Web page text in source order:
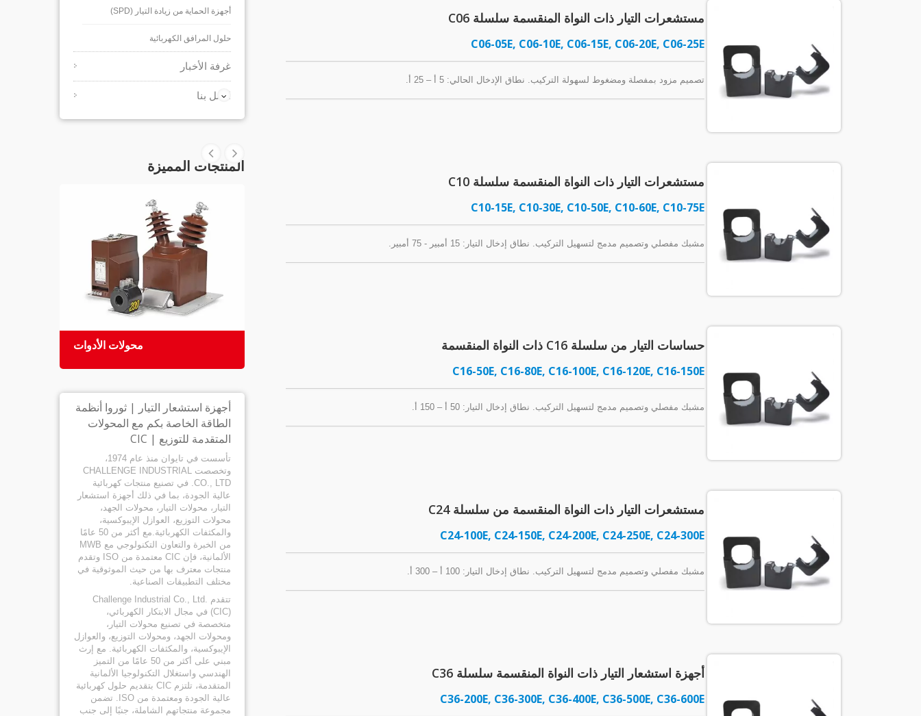
أجهزة الحماية من زيادة التيار (SPD)
حلول المرافق الكهربائية
غرفة الأخبار
اتصل بنا
المنتجات المميزة
محولات الأدوات محولات الأدوات
أجهزة استشعار التيار | ثوروا أنظمة
الطاقة الخاصة بكم مع المحولات
المتقدمة للتوزيع | CIC
تأسست في تايوان منذ عام 1974،
وتخصصت CHALLENGE INDUSTRIAL
CO., LTD. في تصنيع منتجات كهربائية
عالية الجودة، بما في ذلك أجهزة استشعار
التيار، محولات التيار، محولات الجهد،
محولات التوزيع، العوازل الإيبوكسية،
والمكثفات الكهربائية.مع أكثر من 50 عامًا
من الخبرة والتعاون التكنولوجي مع MWB
الألمانية، فإن CIC معتمدة من ISO وتقدم
منتجات معترف بها من حيث الموثوقية في
مختلف التطبيقات الصناعية.
تتقدم Challenge Industrial Co., Ltd.
(CIC) في مجال الابتكار الكهربائي،
متخصصة في تصنيع محولات التيار،
ومحولات الجهد، ومحولات التوزيع، والعوازل
الإيبوكسية، والمكثفات الكهربائية. مع إرث
مبني على أكثر من 50 عامًا من التميز
الهندسي واستغلال التكنولوجيا الألمانية
المتقدمة، تلتزم CIC بتقديم حلول كهربائية
عالية الجودة ومعتمدة من ISO. تضمن
مجموعة منتجاتهم الشاملة، جنبًا إلى جنب
مستشعرات التيار ذات النواة المنقسمة سلسلة C06
C06-05E, C06-10E, C06-15E, C06-20E, C06-25E
تصميم مزود بمفصلة ومضغوط لسهولة التركيب. نطاق الإدخال الحالي: 5 أ – 25 أ.
مستشعرات التيار ذات النواة المنقسمة سلسلة C10
C10-15E, C10-30E, C10-50E, C10-60E, C10-75E
مشبك مفصلي وتصميم مدمج لتسهيل التركيب. نطاق إدخال التيار: 15 أمبير - 75 أمبير.
حساسات التيار من سلسلة C16 ذات النواة المنقسمة
C16-50E, C16-80E, C16-100E, C16-120E, C16-150E
مشبك مفصلي وتصميم مدمج لتسهيل التركيب. نطاق إدخال التيار: 50 أ – 150 أ.
مستشعرات التيار ذات النواة المنقسمة من سلسلة C24
C24-100E, C24-150E, C24-200E, C24-250E, C24-300E
مشبك مفصلي وتصميم مدمج لتسهيل التركيب. نطاق إدخال التيار: 100 أ – 300 أ.
أجهزة استشعار التيار ذات النواة المنقسمة سلسلة C36
C36-200E, C36-300E, C36-400E, C36-500E, C36-600E